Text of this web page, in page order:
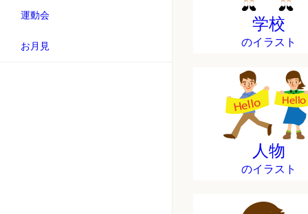
運動会
お月見
学校
のイラスト
人物
のイラスト